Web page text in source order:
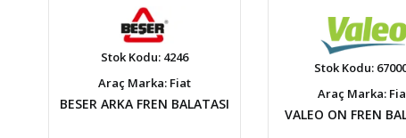
Stok Kodu: 4246
Araç Marka: Fiat
BESER ARKA FREN BALATASI
Stok Kodu:
Araç Marka:
VALEO ON FREN